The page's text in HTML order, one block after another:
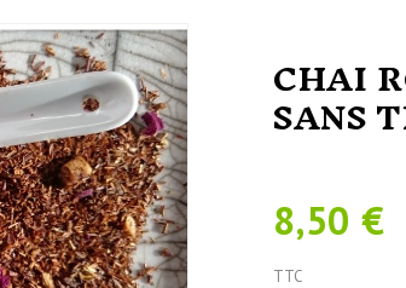
CHAI
SANS
8,50 €
TTC